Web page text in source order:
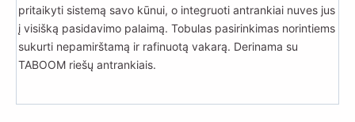
pritaikyti sistemą savo kūnui, o integruoti antrankiai nuves jus
į visišką pasidavimo palaimą. Tobulas pasirinkimas norintiems
sukurti nepamirštamą ir rafinuotą vakarą. Derinama su
TABOOM riešų antrankiais.